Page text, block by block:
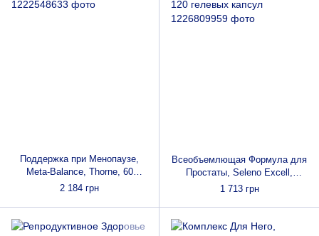
Поддержка при Менопаузе,
Meta-Balance, Thorne, 60
Капсул
2 184 грн
Всеобъемлющая Формула для
Простаты, Seleno Excell,
Doctor's Best, 120 гелевых
1 713 грн